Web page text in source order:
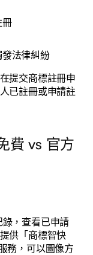
冊
法律糾紛
提交商標註冊申
已註冊或申請註
費 vs 官方
，查看已申請
供「商標智快
務，可以圖像方